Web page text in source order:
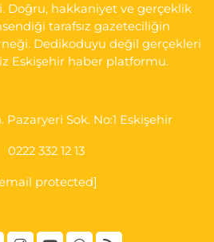
Doğru, hakkaniyet ve gerçeklik
tarafsız gazeteciliğin
Dedikoduyu değil gerçekleri
Eskişehir haber platformu.
Sok. No:1 Eskişehir
0222 332 12 13
protected]